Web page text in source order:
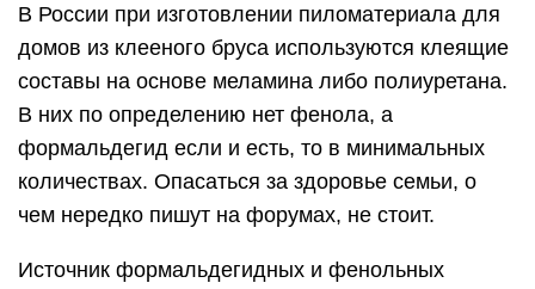
В России при изготовлении пиломатериала для
домов из клееного бруса используются клеящие
составы на основе меламина либо полиуретана.
В них по определению нет фенола, а
формальдегид если и есть, то в минимальных
количествах. Опасаться за здоровье семьи, о
чем нередко пишут на форумах, не стоит.
Источник формальдегидных и фенольных